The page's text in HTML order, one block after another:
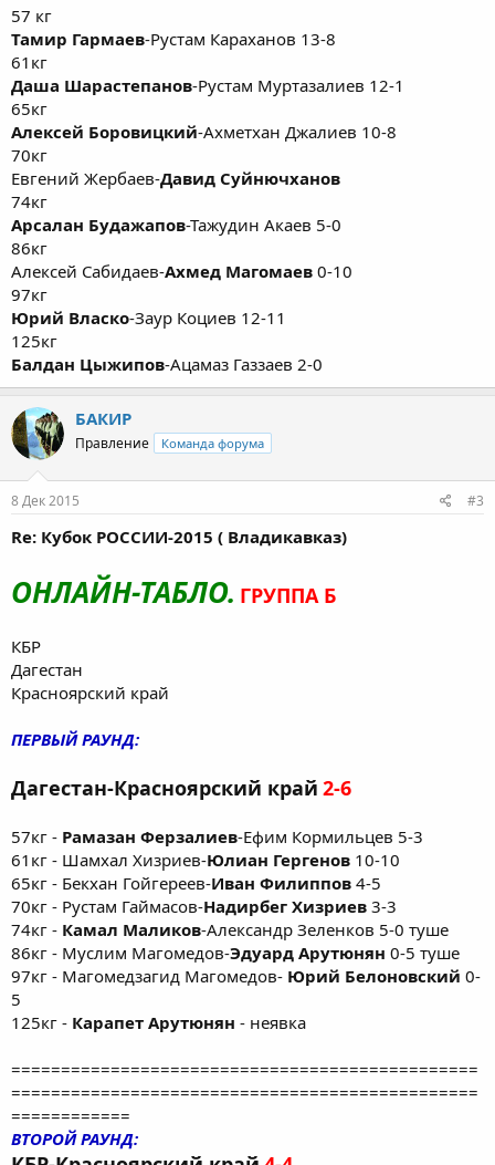
57 кг
Тамир Гармаев-Рустам Караханов 13-8
61кг
Даша Шарастепанов-Рустам Муртазалиев 12-1
65кг
Алексей Боровицкий-Ахметхан Джалиев 10-8
70кг
Евгений Жербаев-Давид Суйнючханов
74кг
Арсалан Будажапов-Тажудин Акаев 5-0
86кг
Алексей Сабидаев-Ахмед Магомаев 0-10
97кг
Юрий Власко-Заур Коциев 12-11
125кг
Балдан Цыжипов-Ацамаз Газзаев 2-0
БАКИР
Правление Команда форума
8 Дек 2015 #3
Re: Кубок РОССИИ-2015 ( Владикавказ)
ОНЛАЙН-ТАБЛО. ГРУППА Б
КБР
Дагестан
Красноярский край
ПЕРВЫЙ РАУНД:
Дагестан-Красноярский край 2-6
57кг - Рамазан Ферзалиев-Ефим Кормильцев 5-3
61кг - Шамхал Хизриев-Юлиан Гергенов 10-10
65кг - Бекхан Гойгереев-Иван Филиппов 4-5
70кг - Рустам Гаймасов-Надирбег Хизриев 3-3
74кг - Камал Маликов-Александр Зеленков 5-0 туше
86кг - Муслим Магомедов-Эдуард Арутюнян 0-5 туше
97кг - Магомедзагид Магомедов- Юрий Белоновский 0-
5
125кг - Карапет Арутюнян - неявка
===============================================
===============================================
============
ВТОРОЙ РАУНД: